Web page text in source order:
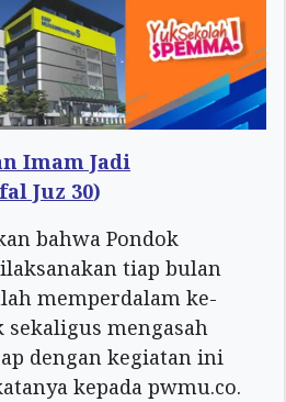
Imam Jadi
Juz 30)
bahwa Pondok
tiap bulan
memperdalam ke-
mengasah
dengan kegiatan ini
kepada pwmu.co.